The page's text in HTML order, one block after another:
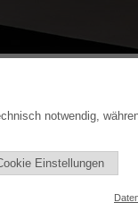
notwendig,
Einstellungen